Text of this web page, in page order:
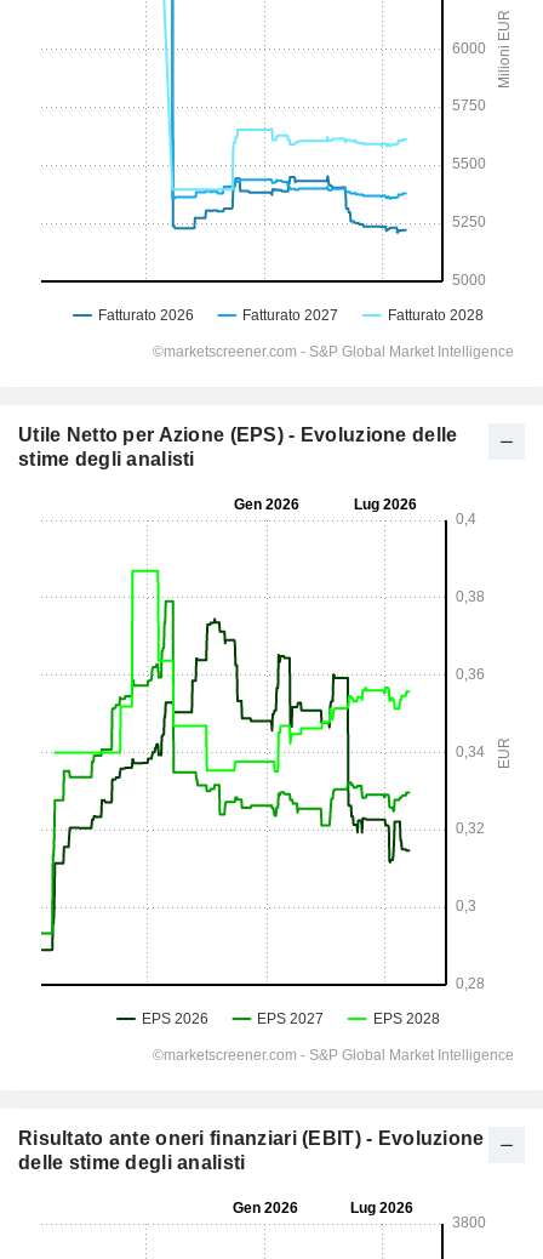
Utile Netto per Azione (EPS) - Evoluzione delle
stime degli analisti
Risultato ante oneri finanziari (EBIT) - Evoluzione
delle stime degli analisti